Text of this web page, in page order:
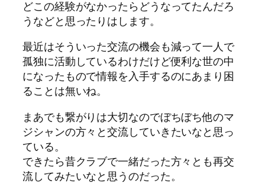
どこの経験がなかったらどうなってたんだろ
うなどと思ったりはします。
最近はそういった交流の機会も減って一人で
孤独に活動しているわけだけど便利な世の中
になったもので情報を入手するのにあまり困
ることは無いね。
まあでも繋がりは大切なのでぼちぼち他のマ
ジシャンの方々と交流していきたいなと思っ
ている。
できたら昔クラブで一緒だった方々とも再交
流してみたいなと思うのだった。